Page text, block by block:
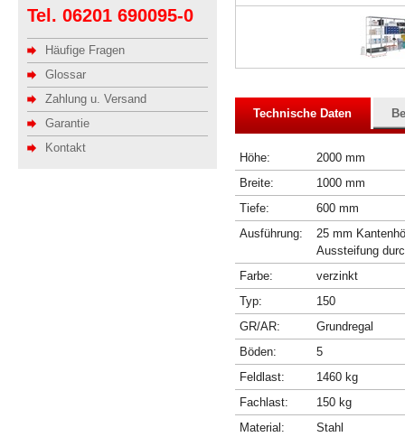
Tel. 06201 690095-0
Häufige Fragen
Glossar
Zahlung u. Versand
Garantie
Kontakt
Technische Daten
Höhe:
2000 mm
Breite:
1000 mm
Tiefe:
600 mm
Ausführung:
25 mm
Aussteifung
Farbe:
verzinkt
Typ:
150
GR/AR:
Grundregal
Böden:
5
Feldlast:
1460 kg
Fachlast:
150 kg
Material:
Stahl